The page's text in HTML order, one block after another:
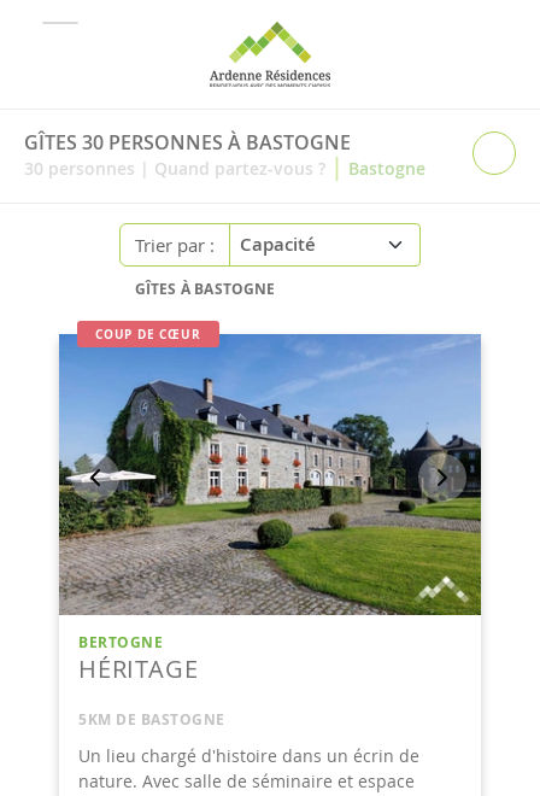
GÎTES 30 PERSONNES À BASTOGNE
30 personnes | Quand partez-vous ? | Bastogne
Trier par :
GÎTES À BASTOGNE